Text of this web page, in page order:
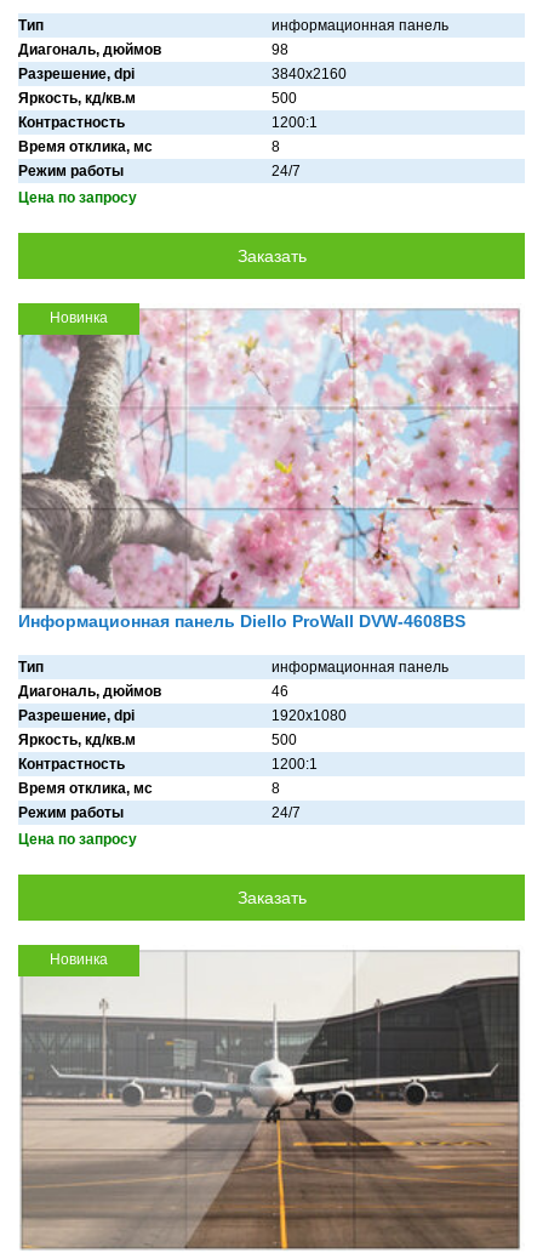
Тип
информационная панель
Диагональ, дюймов
98
Разрешение, dpi
3840x2160
Яркость, кд/кв.м
500
Контрастность
1200:1
Время отклика, мс
8
Режим работы
24/7
Цена по запросу
Новинка
Информационная панель Diello ProWall DVW-4608BS
Тип
информационная панель
Диагональ, дюймов
46
Разрешение, dpi
1920х1080
Яркость, кд/кв.м
500
Контрастность
1200:1
Время отклика, мс
8
Режим работы
24/7
Цена по запросу
Новинка